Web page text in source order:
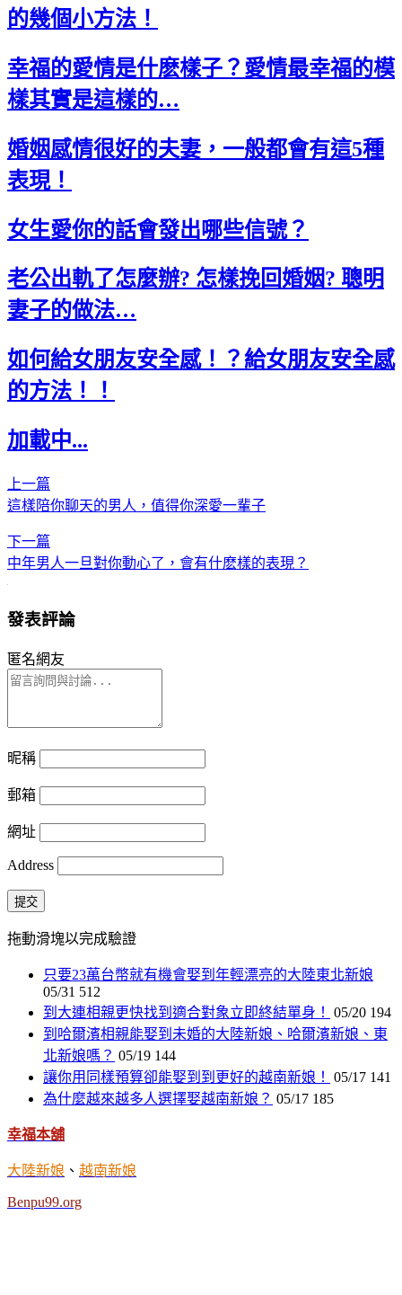
的幾個小方法！
幸福的愛情是什麽樣子？愛情最幸福的模
樣其實是這樣的…
婚姻感情很好的夫妻，一般都會有這5種
表現！
女生愛你的話會發出哪些信號？
老公出軌了怎麼辦? 怎樣挽回婚姻? 聰明
妻子的做法…
如何給女朋友安全感！？給女朋友安全感
的方法！！
加載中...
上一篇
這樣陪你聊天的男人，值得你深愛一輩子
下一篇
中年男人一旦對你動心了，會有什麽樣的表現？
發表評論
匿名網友
昵稱
郵箱
網址
Address
提交
拖動滑塊以完成驗證
只要23萬台幣就有機會娶到年輕漂亮的大陸東北新娘
05/31 512
到大連相親更快找到適合對象立即終結單身！
05/20 194
到哈爾濱相親能娶到未婚的大陸新娘、哈爾濱新娘、東
北新娘嗎？ 05/19 144
讓你用同樣預算卻能娶到到更好的越南新娘！
05/17 141
為什麼越來越多人選擇娶越南新娘？ 05/17 185
幸福本舖
大陸新娘 、 越南新娘
Benpu99.org